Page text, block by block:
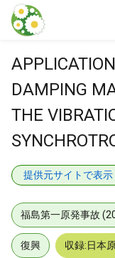
本文に飛ぶ
DAMPING
THE
提供元サイトで表示
福島第一原発事故
復興 収録:日本